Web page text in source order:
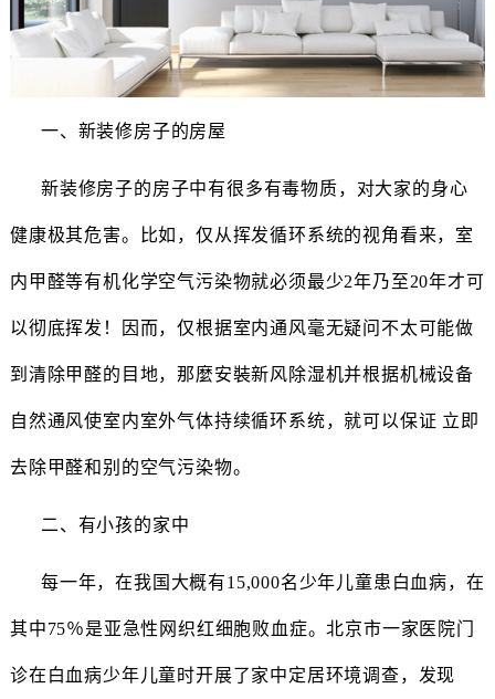
一、新装修房子的房屋
新装修房子的房子中有很多有毒物质，对大家的身心
健康极其危害。比如，仅从挥发循环系统的视角看来，室
内甲醛等有机化学空气污染物就必须最少2年乃至20年才可
以彻底挥发！因而，仅根据室内通风毫无疑问不太可能做
到清除甲醛的目地，那麼安裝新风除湿机并根据机械设备
自然通风使室内室外气体持续循环系统，就可以保证 立即
去除甲醛和别的空气污染物。
二、有小孩的家中
每一年，在我国大概有15,000名少年儿童患白血病，在
其中75％是亚急性网织红细胞败血症。北京市一家医院门
诊在白血病少年儿童时开展了家中定居环境调查，发现